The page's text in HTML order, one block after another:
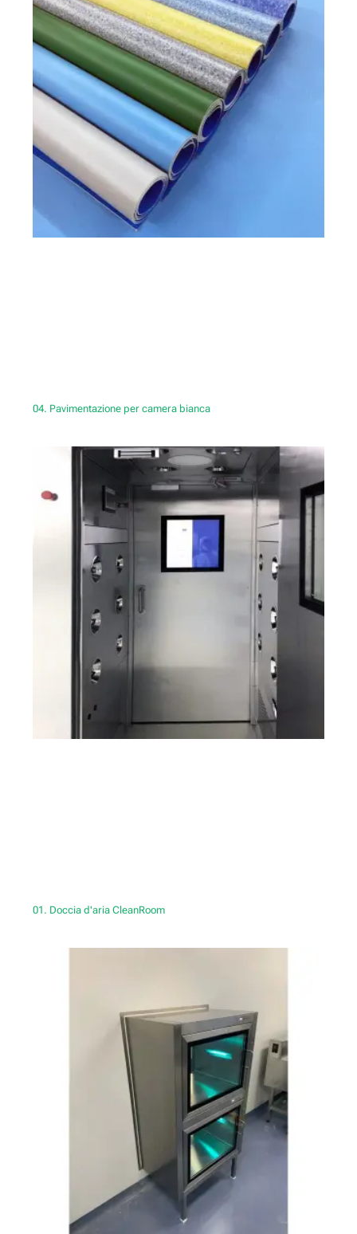
04. Pavimentazione per camera bianca
01. Doccia d'aria CleanRoom